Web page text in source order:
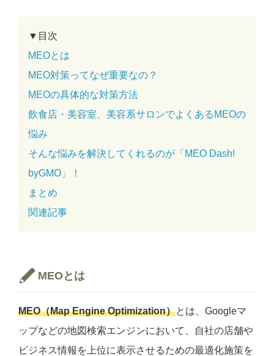
▼目次
MEOとは
MEO対策ってなぜ重要なの？
MEOの具体的な対策方法
飲食店・美容室、美容系サロンでよくあるMEOの
悩み
そんな悩みを解決してくれるのが「MEO Dash!
byGMO」！
まとめ
関連記事
MEOとは
MEO（Map Engine Optimization）とは、Googleマ
ップなどの地図検索エンジンにおいて、自社の店舗や
ビジネス情報を上位に表示させるための最適化施策を